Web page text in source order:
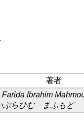
著者
Ibrahim
ぶらひむ まふもど